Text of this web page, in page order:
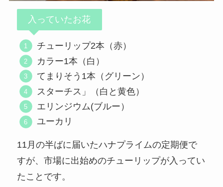
入っていたお花
チューリップ2本（赤）
カラー1本（白）
てまりそう1本（グリーン）
スターチス」（白と黄色）
エリンジウム(ブルー）
ユーカリ
11月の半ばに届いたハナプライムの定期便で
すが、市場に出始めのチューリップが入ってい
たことです。